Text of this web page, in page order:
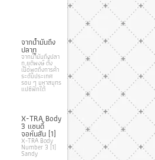
จากน้ํามันถึง
ปลาทู
จากน้ํามันถึงปลา
ทู ยุติพงษ์ ตั้ง
เมื่อพูดถึงการค้า
ระดับประเทศ
รอบ ๆ มหาสมุทร
แปซิฟิกใต้
X-TRA Body
3 แซนดี้
จอห์นสัน [1]
X-TRA Body
Number 3 [1]
Sandy